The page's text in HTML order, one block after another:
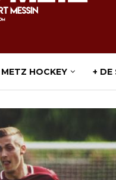
METZ HOCKEY + DE